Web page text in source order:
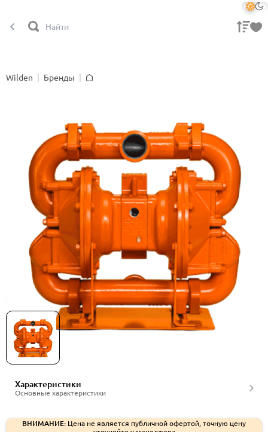
Wilden
Бренды
Мембранные насосы Wilden серии PS810M
Характеристики
Основные характеристики
ВНИМАНИЕ: Цена не является публичной офертой, точную цену